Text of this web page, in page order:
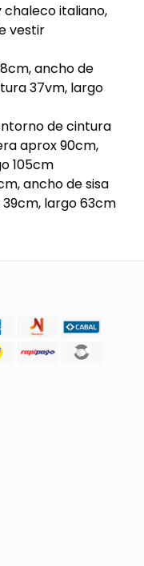
chaleco italiano,
vestir
ancho de
37vm, largo
de cintura
aprox 90cm,
105cm
ancho de sisa
largo 63cm